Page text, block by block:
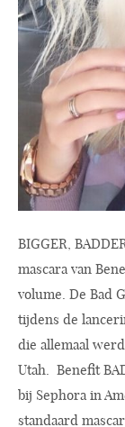
BIGGER,
mascara van
volume. De Bad
tijdens de
die allemaal
Utah. Benefit
bij Sephora in
standaard